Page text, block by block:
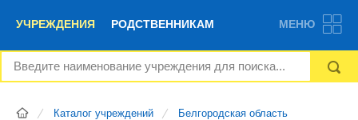
УЧРЕЖДЕНИЯ РОДСТВЕННИКАМ
НОВОСТИ БЛОГ АДВОКАТЫ
МЕНЮ
Каталог учреждений Белгородская область